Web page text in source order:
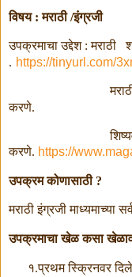
विषय : मराठी /इंग्रजी
उपक्रमाचा उद्देश : मराठी
. https://tinyurl.com/
करणे.
करणे. https://
उपक्रम कोणासाठी ?
मराठी इंग्रजी माध्यमाच्या सर्व
उपक्रमाचा खेळ कसा
१.प्रथम स्क्रिनवर